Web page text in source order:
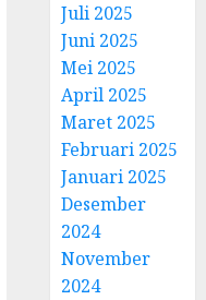
Juli 2025
Juni 2025
Mei 2025
April 2025
Maret 2025
Februari 2025
Januari 2025
Desember
2024
November
2024